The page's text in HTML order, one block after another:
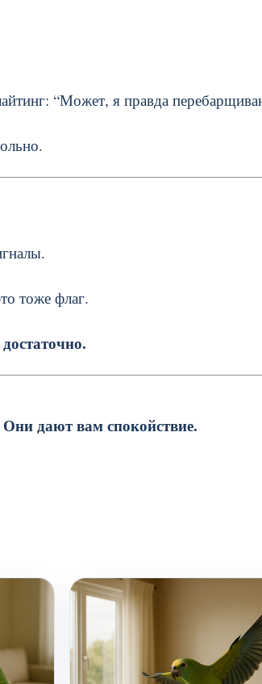
“Может, я правда
тоже флаг.
дают вам спокойствие.